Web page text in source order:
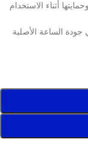
أثناء الاستخدام
الساعة الأصلية